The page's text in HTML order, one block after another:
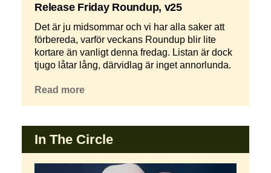
Release Friday Roundup, v25
Det är ju midsommar och vi har alla saker att
förbereda, varför veckans Roundup blir lite
kortare än vanligt denna fredag. Listan är dock
tjugo låtar lång, därvidlag är inget annorlunda.
Read more
In The Circle